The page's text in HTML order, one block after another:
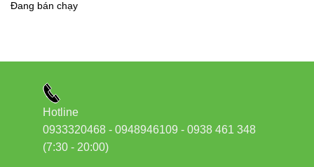
Đang bán chạy
Hotline
0933320468 - 0948946109 - 0938 461 348
(7:30 - 20:00)